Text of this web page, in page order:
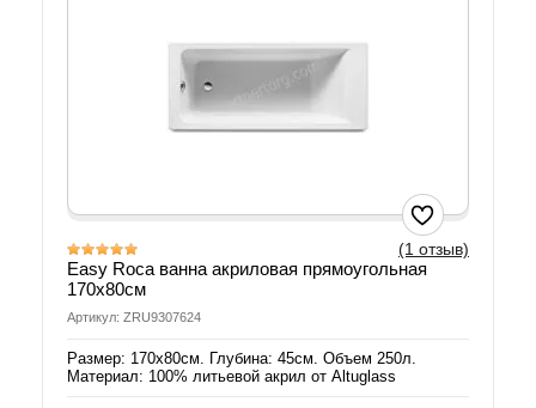
(1 отзыв)
Easy Roca ванна акриловая прямоугольная
170х80см
Артикул: ZRU9307624
Размер: 170х80см. Глубина: 45см. Объем 250л.
Материал: 100% литьевой акрил от Altuglass